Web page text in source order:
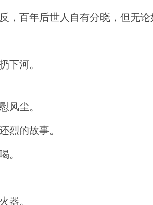
，百年后世人自有分晓，但无
下河。
风尘。
烈的故事。
。
器。